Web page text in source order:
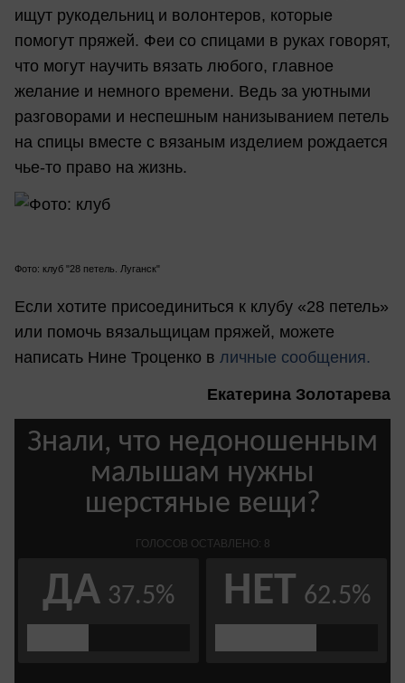
ищут рукодельниц и волонтеров, которые
помогут пряжей. Феи со спицами в руках говорят,
что могут научить вязать любого, главное
желание и немного времени. Ведь за уютными
разговорами и неспешным нанизыванием петель
на спицы вместе с вязаным изделием рождается
чье-то право на жизнь.
Фото: клуб "28 петель. Луганск"
Если хотите присоединиться к клубу «28 петель»
или помочь вязальщицам пряжей, можете
написать Нине Троценко в личные сообщения.
Екатерина Золотарева